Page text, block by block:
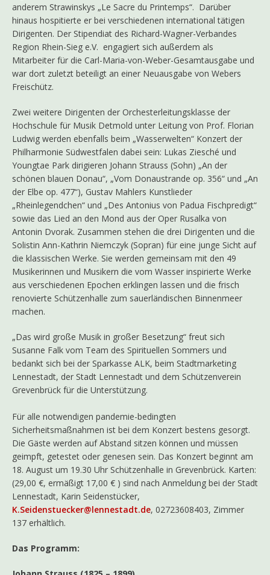
anderem Strawinskys „Le Sacre du Printemps“. Darüber
hinaus hospitierte er bei verschiedenen international tätigen
Dirigenten. Der Stipendiat des Richard-Wagner-Verbandes
Region Rhein-Sieg e.V. engagiert sich außerdem als
Mitarbeiter für die Carl-Maria-von-Weber-Gesamtausgabe und
war dort zuletzt beteiligt an einer Neuausgabe von Webers
Freischütz.
Zwei weitere Dirigenten der Orchesterleitungsklasse der
Hochschule für Musik Detmold unter Leitung von Prof. Florian
Ludwig werden ebenfalls beim „Wasserwelten“ Konzert der
Philharmonie Südwestfalen dabei sein: Lukas Ziesché und
Youngtae Park dirigieren Johann Strauss (Sohn) „An der
schönen blauen Donau“, „Vom Donaustrande op. 356“ und „An
der Elbe op. 477“), Gustav Mahlers Kunstlieder
„Rheinlegendchen“ und „Des Antonius von Padua Fischpredigt“
sowie das Lied an den Mond aus der Oper Rusalka von
Antonin Dvorak. Zusammen stehen die drei Dirigenten und die
Solistin Ann-Kathrin Niemczyk (Sopran) für eine junge Sicht auf
die klassischen Werke. Sie werden gemeinsam mit den 49
Musikerinnen und Musikern die vom Wasser inspirierte Werke
aus verschiedenen Epochen erklingen lassen und die frisch
renovierte Schützenhalle zum sauerländischen Binnenmeer
machen.
„Das wird große Musik in großer Besetzung“ freut sich
Susanne Falk vom Team des Spirituellen Sommers und
bedankt sich bei der Sparkasse ALK, beim Stadtmarketing
Lennestadt, der Stadt Lennestadt und dem Schützenverein
Grevenbrück für die Unterstützung.
Für alle notwendigen pandemie-bedingten
Sicherheitsmaßnahmen ist bei dem Konzert bestens gesorgt.
Die Gäste werden auf Abstand sitzen können und müssen
geimpft, getestet oder genesen sein. Das Konzert beginnt am
18. August um 19.30 Uhr Schützenhalle in Grevenbrück. Karten:
(29,00 €, ermäßigt 17,00 € ) sind nach Anmeldung bei der Stadt
Lennestadt, Karin Seidenstücker,
K.Seidenstuecker@lennestadt.de, 02723608403, Zimmer
137 erhältlich.
Das Programm: